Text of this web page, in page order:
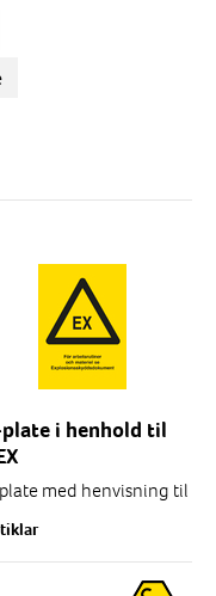
plate i henhold til
med henvisning til
plast eller